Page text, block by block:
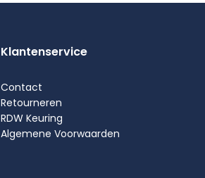
Klantenservice
Contact
Retourneren
RDW Keuring
Algemene Voorwaarden